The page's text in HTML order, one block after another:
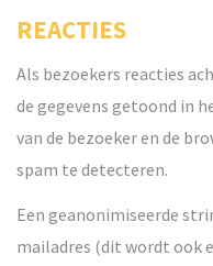
REACTIES
Als bezoekers reacties
de gegevens getoond in
van de bezoeker en de
spam te detecteren.
Een geanonimiseerde
mailadres (dit wordt ook